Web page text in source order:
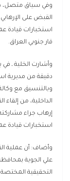
وفي سياق متصل،
القبض على
استخبارات قيادة
قار جنوبي العراق.
وأشارت الخلية ـ
دقيقة من مديرية
وبالتنسيق مع
إرهاب جراء
استخبارات قيادة
وأضاف: أن عملية
علي الجوية
التحقيقية المختصة